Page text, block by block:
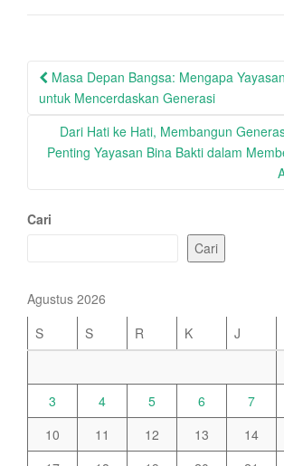
Post
navigation
Masa Depan Bangsa: Mengapa
untuk Mencerdaskan Generasi
Dari Hati ke Hati, Membangun
Penting Yayasan Bina Bakti dalam
Cari
Cari
Agustus 2026
S
S R K J
3
4 5 6 7
10
11 12 13 14